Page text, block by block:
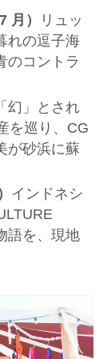
月）
リュッ
れの逗子海
のコントラ
「幻」とされ
を巡り、CG
が砂浜に蘇
インドネシ
語を、現地